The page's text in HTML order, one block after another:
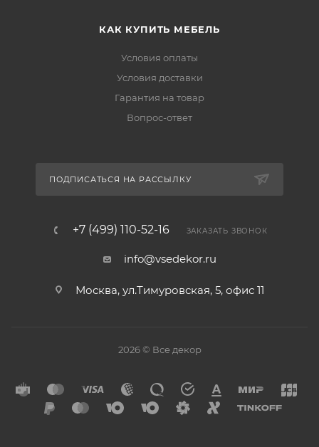
КАК КУПИТЬ МЕБЕЛЬ
Условия оплаты
Условия доставки
Гарантия на товар
Вопрос-ответ
ПОДПИСАТЬСЯ НА РАССЫЛКУ
+7 (499) 110-52-16 ЗАКАЗАТЬ ЗВОНОК
info@vsedekor.ru
Москва, ул.Тимуровская, 5, офис 11
2026 © Все декор